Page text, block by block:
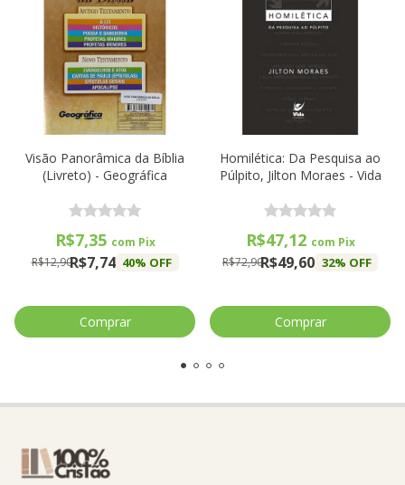
Visão Panorâmica da Bíblia
(Livreto) - Geográfica
R$7,74
R$12,90 40% OFF
R$7,35 com Pix
Homilética: Da Pesquisa ao
Púlpito, Jilton Moraes - Vida
R$49,60
R$72,90 32% OFF
R$47,12 com Pix